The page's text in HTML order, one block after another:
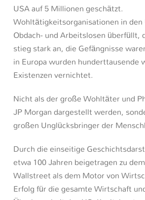
USA auf 5 Millionen geschätzt.
Wohltätigkeitsorganisationen in den
Obdach- und Arbeitslosen überfüllt,
stieg stark an, die Gefängnisse
in Europa wurden hunderttausende
Existenzen vernichtet.
Nicht als der große Wohltäter und
JP Morgan dargestellt werden,
großen Unglücksbringer der
Durch die einseitige
etwa 100 Jahren beigetragen zu
Wallstreet als dem Motor von
Erfolg für die gesamte Wirtschaft